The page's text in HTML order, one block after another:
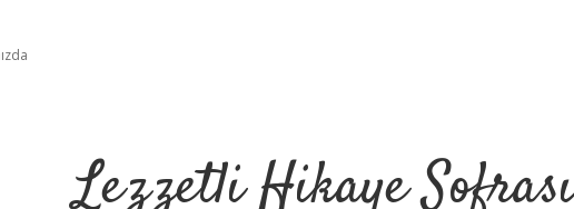
Lezzetli Hikaye Sofrası